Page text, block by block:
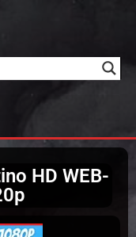
HD WEB-